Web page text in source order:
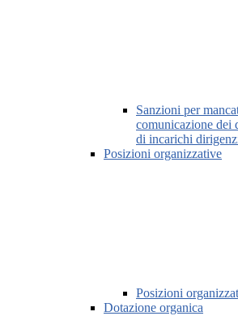
Sanzioni per
comunicazione dei
di incarichi
Posizioni organizzative
Posizioni
Dotazione organica